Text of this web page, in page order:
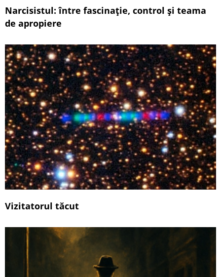
Narcisistul: între fascinație, control și teama
de apropiere
Vizitatorul tăcut